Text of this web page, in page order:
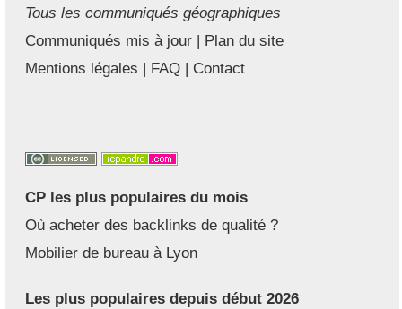
Tous les communiqués géographiques
Communiqués mis à jour | Plan du site
Mentions légales | FAQ | Contact
CP les plus populaires du mois
Où acheter des backlinks de qualité ?
Mobilier de bureau à Lyon
Les plus populaires depuis début 2026